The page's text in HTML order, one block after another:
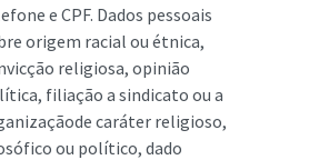
e CPF. Dados pessoais
origem racial ou étnica,
religiosa, opinião
filiação a sindicato ou a
caráter religioso,
ou político, dado